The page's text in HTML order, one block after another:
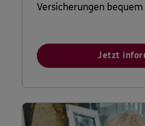
Versicherungen
Jetzt